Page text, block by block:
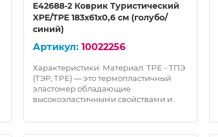
E42688-2 Коврик Туристический
XPE/TPE 183х61х0,6 см (голубо/
синий)
10022256
Характеристики: Материал: TPE - ТПЭ
(ТЭР, TPE) — это термопластичный
эластомер обладающие
высокоэластичными свойствами и..